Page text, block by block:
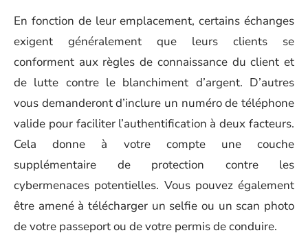
En fonction de leur emplacement, certains échanges
exigent généralement que leurs clients se
conforment aux règles de connaissance du client et
de lutte contre le blanchiment d’argent. D’autres
vous demanderont d’inclure un numéro de téléphone
valide pour faciliter l’authentification à deux facteurs.
Cela donne à votre compte une couche
supplémentaire de protection contre les
cybermenaces potentielles. Vous pouvez également
être amené à télécharger un selfie ou un scan photo
de votre passeport ou de votre permis de conduire.